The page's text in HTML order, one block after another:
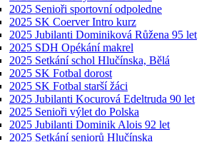
2025 Senioři sportovní odpoledne
2025 SK Coerver Intro kurz
2025 Jubilanti Dominiková Růžena 95 let
2025 SDH Opékání makrel
2025 Setkání schol Hlučínska, Bělá
2025 SK Fotbal dorost
2025 SK Fotbal starší žáci
2025 Jubilanti Kocurová Edeltruda 90 let
2025 Senioři výlet do Polska
2025 Jubilanti Dominik Alois 92 let
2025 Setkání seniorů Hlučínska